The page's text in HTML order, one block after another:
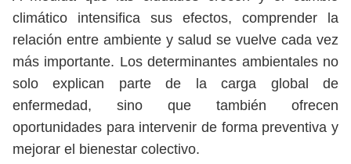
climático intensifica sus efectos, comprender la
relación entre ambiente y salud se vuelve cada vez
más importante. Los determinantes ambientales no
solo explican parte de la carga global de
enfermedad, sino que también ofrecen
oportunidades para intervenir de forma preventiva y
mejorar el bienestar colectivo.